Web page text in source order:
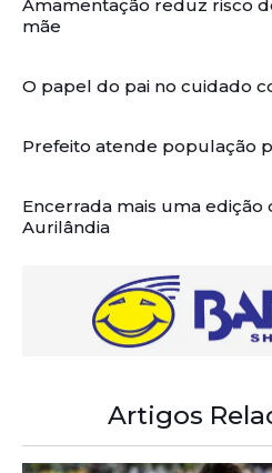
Amamentação reduz risco
mãe
O papel do pai no cuidado
Prefeito atende população
Encerrada mais uma edição
Aurilândia